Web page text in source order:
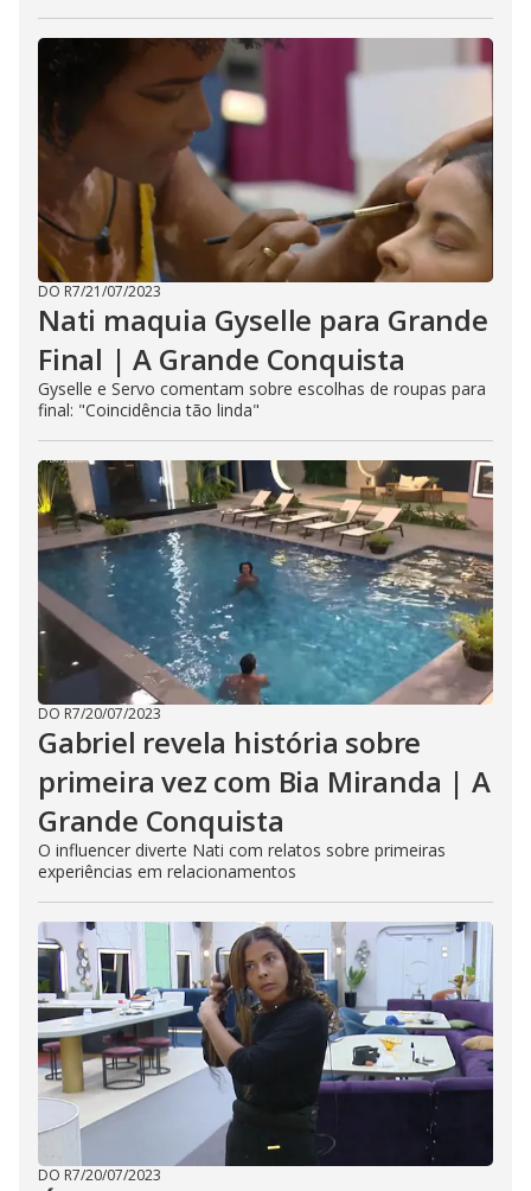
DO R7/21/07/2023
Nati maquia Gyselle para Grande
Final | A Grande Conquista
Gyselle e Servo comentam sobre escolhas de roupas para
final: "Coincidência tão linda"
DO R7/20/07/2023
Gabriel revela história sobre
primeira vez com Bia Miranda | A
Grande Conquista
O influencer diverte Nati com relatos sobre primeiras
experiências em relacionamentos
DO R7/20/07/2023